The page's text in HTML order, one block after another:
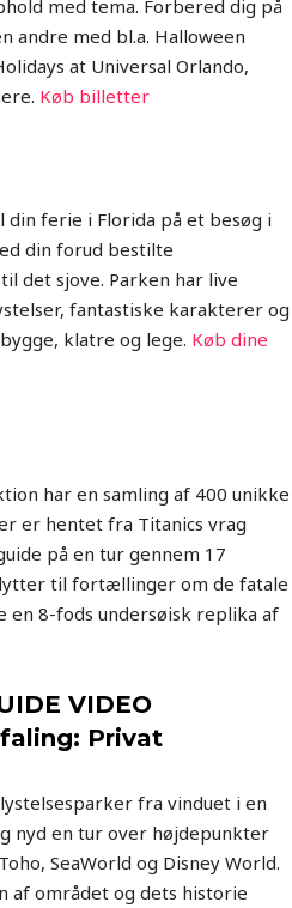
med tema. Forbered dig på
andre med bl.a. Halloween
at Universal Orlando,
Køb billetter
ferie i Florida på et besøg i
din forud bestilte
det sjove. Parken har live
fantastiske karakterer og
klatre og lege. Køb dine
har en samling af 400 unikke
er hentet fra Titanics vrag
på en tur gennem 17
til fortællinger om de fatale
en 8-fods undersøisk replika af
VIDEO
Privat
fra vinduet i en
nyd en tur over højdepunkter
SeaWorld og Disney World.
af området og dets historie